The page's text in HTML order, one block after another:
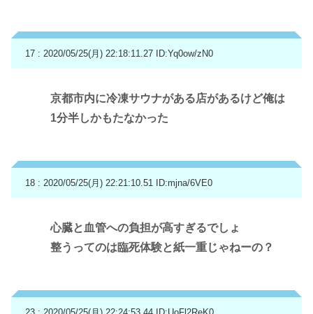
17 : 2020/05/25(月) 22:18:11.27 ID:Yq0ow/zN0
京都市内に冷凍サウナがある店があるけど俺は
1分半しかもたなかった
18 : 2020/05/25(月) 22:21:10.51 ID:mjna/6VE0
心臓と血管への負担が高すぎるでしょ
整うってのは臨死体験と紙一重じゃねーの？